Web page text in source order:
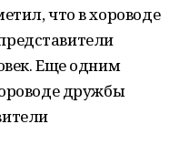
что в хороводе
Еще одним
дружбы